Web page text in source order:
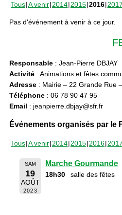
Tous A venir 2014 2015 2016 2017
Pas d'événement à venir à ce jour.
Responsable : Jean-Pierre DBJAY
Activité : Animations et fêtes
Adresse : Mairie – 22 Grande Rue
Téléphone : 06 78 90 47 95
Email : jeanpierre.dbjay@sfr.fr
Événements organisés par le
Tous A venir 2014 2015 2016 2017
SAM
19
AOÛT
2023
Marche Gourmande
18h30 salle des fêtes